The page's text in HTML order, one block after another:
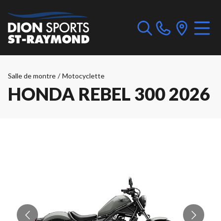
Salle de montre / Motocyclette
HONDA REBEL 300 2026